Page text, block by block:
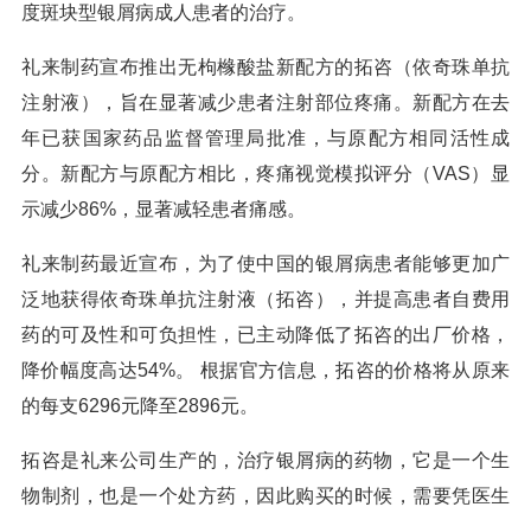
度斑块型银屑病成人患者的治疗。
礼来制药宣布推出无枸橼酸盐新配方的拓咨（依奇珠单抗
注射液），旨在显著减少患者注射部位疼痛。新配方在去
年已获国家药品监督管理局批准，与原配方相同活性成
分。新配方与原配方相比，疼痛视觉模拟评分（VAS）显
示减少86%，显著减轻患者痛感。
礼来制药最近宣布，为了使中国的银屑病患者能够更加广
泛地获得依奇珠单抗注射液（拓咨），并提高患者自费用
药的可及性和可负担性，已主动降低了拓咨的出厂价格，
降价幅度高达54%。 根据官方信息，拓咨的价格将从原来
的每支6296元降至2896元。
拓咨是礼来公司生产的，治疗银屑病的药物，它是一个生
物制剂，也是一个处方药，因此购买的时候，需要凭医生